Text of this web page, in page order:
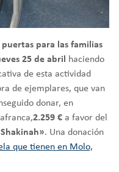
para las familias
25 de abril
haciendo
de esta actividad
de ejemplares, que van
donar, en
2.259 € a favor del
. Una donación
que tienen en Molo,